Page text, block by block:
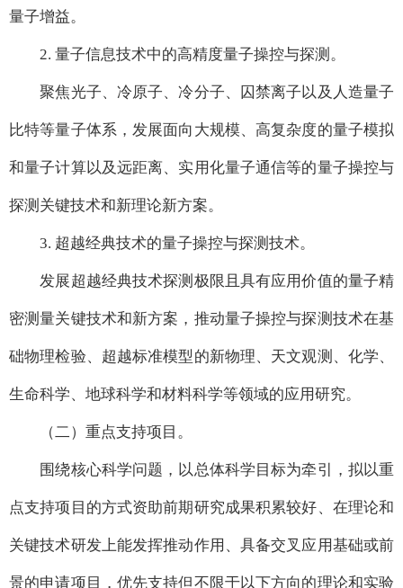
量子增益。
2. 量子信息技术中的高精度量子操控与探测。
聚焦光子、冷原子、冷分子、囚禁离子以及人造量子
比特等量子体系，发展面向大规模、高复杂度的量子模拟
和量子计算以及远距离、实用化量子通信等的量子操控与
探测关键技术和新理论新方案。
3. 超越经典技术的量子操控与探测技术。
发展超越经典技术探测极限且具有应用价值的量子精
密测量关键技术和新方案，推动量子操控与探测技术在基
础物理检验、超越标准模型的新物理、天文观测、化学、
生命科学、地球科学和材料科学等领域的应用研究。
（二）重点支持项目。
围绕核心科学问题，以总体科学目标为牵引，拟以重
点支持项目的方式资助前期研究成果积累较好、在理论和
关键技术研发上能发挥推动作用、具备交叉应用基础或前
景的申请项目，优先支持但不限于以下方向的理论和实验